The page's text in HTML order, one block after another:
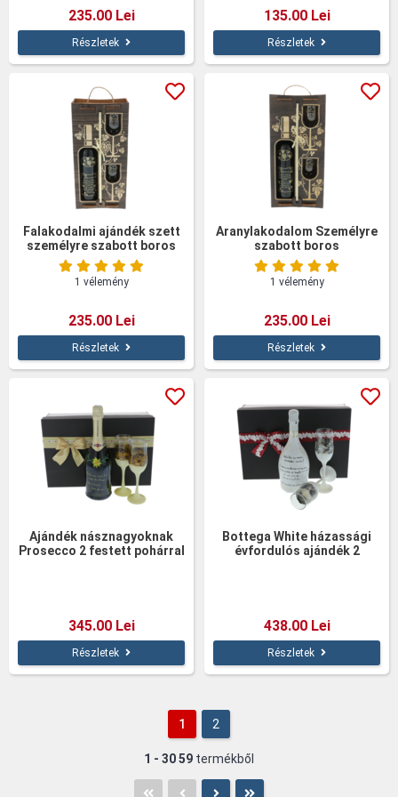
235.00 Lei
Részletek
135.00 Lei
Részletek
Falakodalmi ajándék szett
személyre szabott boros
pohárral, fadobozban
1 vélemény
235.00 Lei
Részletek
Aranylakodalom Személyre
szabott boros
ajándékkészlet poharakkal,
fadobozban
1 vélemény
235.00 Lei
Részletek
Ajándék násznagyoknak
Prosecco 2 festett pohárral
345.00 Lei
Részletek
Bottega White házassági
évfordulós ajándék 2
438.00 Lei
Részletek
1 2
1 - 3059 termékből